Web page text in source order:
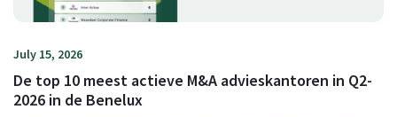
July 15, 2026
De top 10 meest actieve M&A advieskantoren in Q2-
2026 in de Benelux